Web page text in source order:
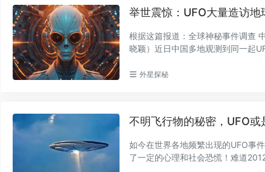
举世震惊：UFO大量造访地
根据这篇报道：全球神秘事件调查
晓颖）近日中国多地观测到同一起
外星探秘
不明飞行物的秘密，UFO或
如今在世界各地频繁出现的UFO事
了一定的心理和社会恐慌！难道